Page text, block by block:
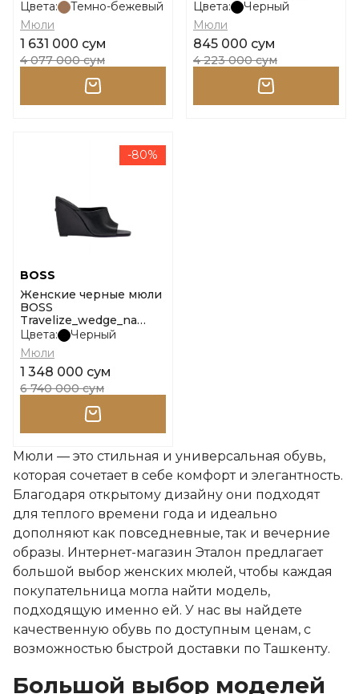
10271641 01 размер 37
Цвета:
Темно-бежевый
Мюли
1 631 000 сум
4 077 000 сум
размер 38
Цвета:
Черный
Мюли
845 000 сум
4 223 000 сум
-80%
BOSS
Женские черные мюли
BOSS
Travelize_wedge_na
10254667 01 размер 37
Цвета:
Черный
Мюли
1 348 000 сум
6 740 000 сум
Мюли — это стильная и универсальная обувь,
которая сочетает в себе комфорт и элегантность.
Благодаря открытому дизайну они подходят
для теплого времени года и идеально
дополняют как повседневные, так и вечерние
образы. Интернет-магазин Эталон предлагает
большой выбор женских мюлей, чтобы каждая
покупательница могла найти модель,
подходящую именно ей. У нас вы найдете
качественную обувь по доступным ценам, с
возможностью быстрой доставки по Ташкенту.
Большой выбор моделей